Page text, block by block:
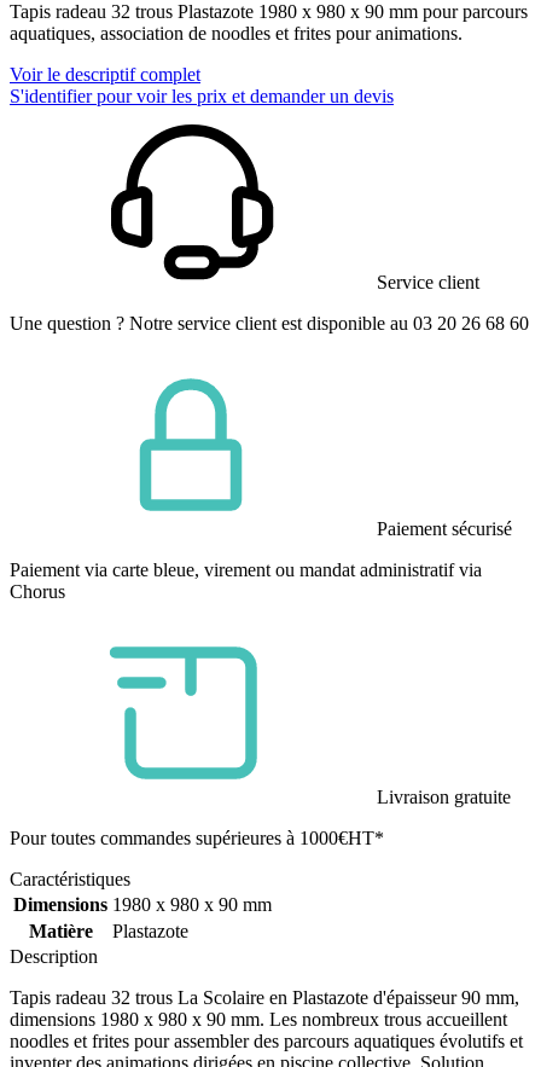
Tapis radeau 32 trous Plastazote 1980 x 980 x 90 mm pour parcours
aquatiques, association de noodles et frites pour animations.
Voir le descriptif complet
S'identifier pour voir les prix et demander un devis
Service client
Une question ? Notre service client est disponible au 03 20 26 68 60
Paiement sécurisé
Paiement via carte bleue, virement ou mandat administratif via
Chorus
Livraison gratuite
Pour toutes commandes supérieures à 1000€HT*
Caractéristiques
Dimensions 1980 x 980 x 90 mm
Matière
Plastazote
Description
Tapis radeau 32 trous La Scolaire en Plastazote d'épaisseur 90 mm,
dimensions 1980 x 980 x 90 mm. Les nombreux trous accueillent
noodles et frites pour assembler des parcours aquatiques évolutifs et